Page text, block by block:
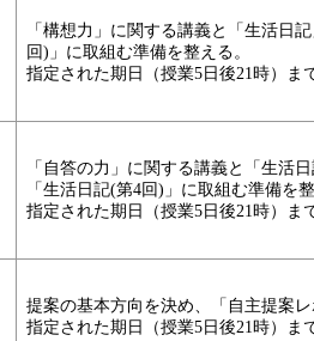
「構想力」に関する講義と「生活日
回)」に取組む準備を整える。
指定された期日（授業5日後21時）ま
「自答の力」に関する講義と「生活
「生活日記(第4回)」に取組む準備を整
指定された期日（授業5日後21時）ま
提案の基本方向を決め、「自主提案
指定された期日（授業5日後21時）ま